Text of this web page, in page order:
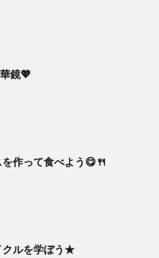
鏡💖
作って食べよう😋🍴
クルを学ぼう★